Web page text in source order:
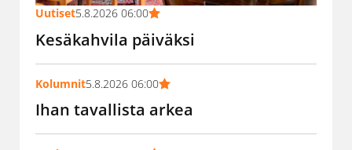
Uutiset5.8.2026 06:00
Kesäkahvila päiväksi
Kolumnit5.8.2026 06:00
Ihan tavallista arkea